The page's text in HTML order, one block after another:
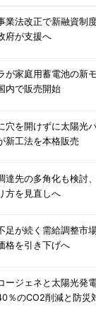
業法改正で新融資
府が支援へ
が家庭用蓄電池の新
内で販売開始
穴を開けずに太陽光
新工法を本格販売
達先の多角化も検討
方を見直しへ
足が続く需給調整
格を引き下げへ
ージェネと太陽光発
％のCO2削減と防災